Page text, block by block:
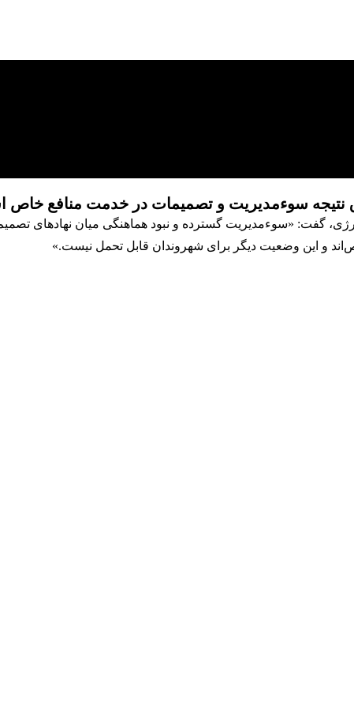
نتیجه سوء‌مدیریت و تصمیمات در خدمت منافع
گفت: «سوء‌مدیریت گسترده و نبود هماهنگی میان نهادهای
و این وضعیت دیگر برای شهروندان قابل تحمل نیست.»